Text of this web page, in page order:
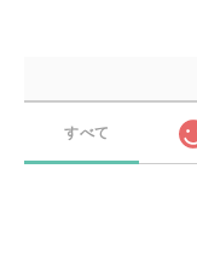
すべて